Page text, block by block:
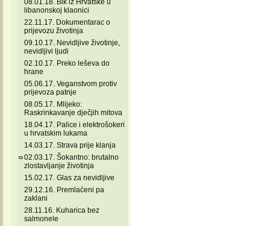
08.01.18. Bik iz Hrvatske u
libanonskoj klaonici
22.11.17. Dokumentarac o
prijevozu životinja
09.10.17. Nevidljive životinje,
nevidljivi ljudi
02.10.17. Preko leševa do
hrane
05.06.17. Veganstvom protiv
prijevoza patnje
08.05.17. Mlijeko:
Raskrinkavanje dječjih mitova
18.04.17. Palice i elektrošokeri
u hrvatskim lukama
14.03.17. Strava prije klanja
02.03.17. Šokantno: brutalno
zlostavljanje životinja
15.02.17. Glas za nevidljive
29.12.16. Premlaćeni pa
zaklani
28.11.16. Kuharica bez
salmonele